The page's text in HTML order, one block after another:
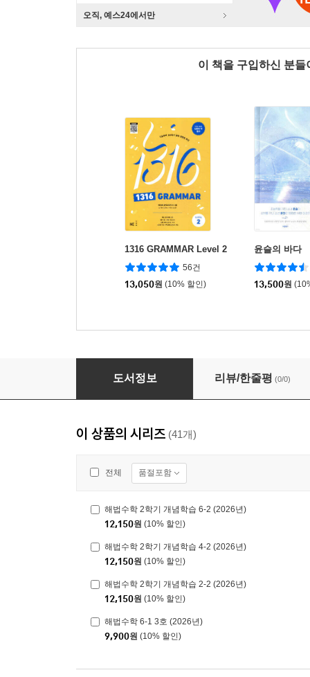
오직, 예스24에서만
이 책을 구입하신 분
1316 GRAMMAR Level 2
56건
13,050원 (10% 할인)
윤슬의 바다
13,500원
해법수학 2학기 개념학습 3-2 (2026년)
도서정보 리뷰/한줄평 (0/0)
이 상품의 시리즈 (41개)
전체 품절포함
해법수학 2학기 개념학습 6-2 (2026년)
12,150원 (10% 할인)
해법수학 2학기 개념학습 4-2 (2026년)
12,150원 (10% 할인)
해법수학 2학기 개념학습 2-2 (2026년)
12,150원 (10% 할인)
해법수학 6-1 3호 (2026년)
9,900원 (10% 할인)